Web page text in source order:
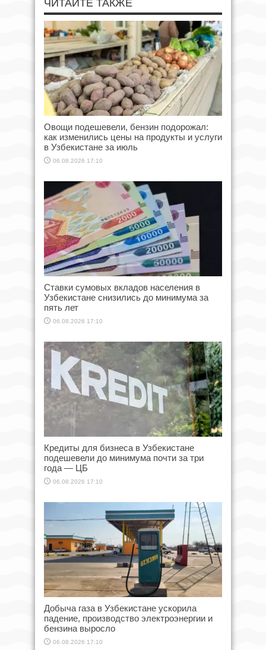
ЧИТАЙТЕ ТАКЖЕ
Овощи подешевели, бензин подорожал:
как изменились цены на продукты и услуги
в Узбекистане за июль
06.08.2026 17:10
Ставки сумовых вкладов населения в
Узбекистане снизились до минимума за
пять лет
06.08.2026 17:10
Кредиты для бизнеса в Узбекистане
подешевели до минимума почти за три
года — ЦБ
06.08.2026 17:10
Добыча газа в Узбекистане ускорила
падение, производство электроэнергии и
бензина выросло
06.08.2026 17:10